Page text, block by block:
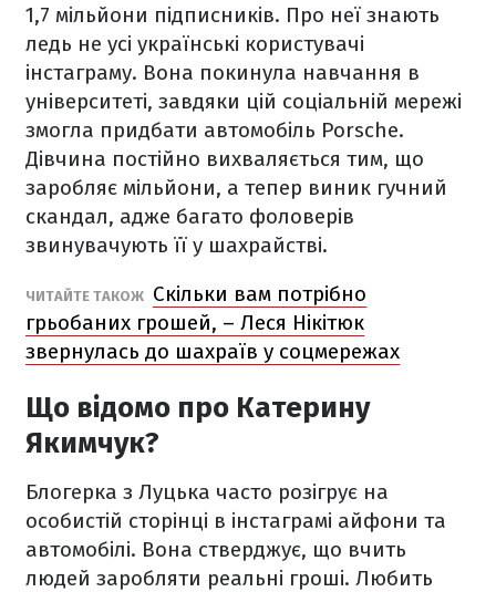
1,7 мільйони підписників. Про неї знають
ледь не усі українські користувачі
інстаграму. Вона покинула навчання в
університеті, завдяки цій соціальній мережі
змогла придбати автомобіль Porsche.
Дівчина постійно вихваляється тим, що
заробляє мільйони, а тепер виник гучний
скандал, адже багато фоловерів
звинувачують її у шахрайстві.
ЧИТАЙТЕ ТАКОЖ Скільки вам потрібно
грьобаних грошей, – Леся Нікітюк
звернулась до шахраїв у соцмережах
Що відомо про Катерину
Якимчук?
Блогерка з Луцька часто розігрує на
особистій сторінці в інстаграмі айфони та
автомобілі. Вона стверджує, що вчить
людей заробляти реальні гроші. Любить